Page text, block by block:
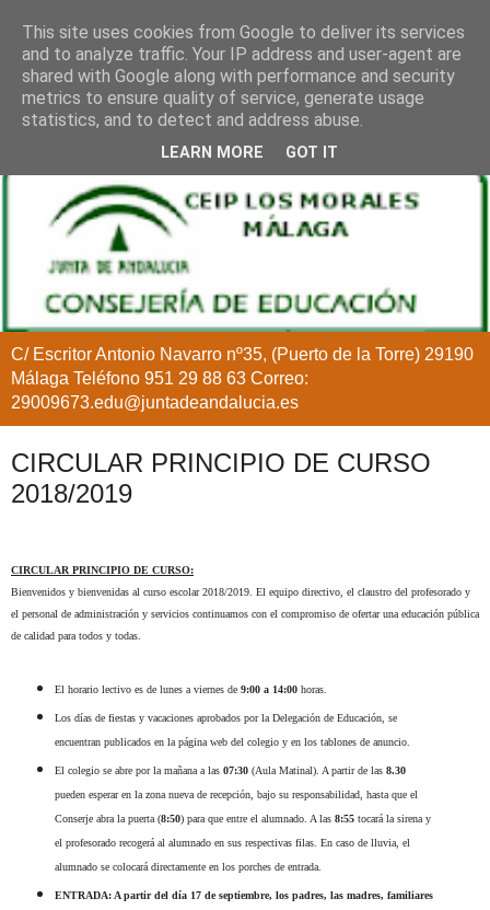
C/ Escritor Antonio Navarro nº35, (Puerto de la Torre) 29190
Málaga Teléfono 951 29 88 63 Correo:
29009673.edu@juntadeandalucia.es
CIRCULAR PRINCIPIO DE CURSO
2018/2019
CIRCULAR PRINCIPIO DE CURSO:
Bienvenidos y bienvenidas al curso escolar 2018/2019. El equipo directivo, el claustro del profesorado y
el personal de administración y servicios continuamos con el compromiso de ofertar una educación pública
de calidad para todos y todas.
El horario lectivo es de lunes a viernes de9:00 a 14:00horas.
Los días de fiestas y vacaciones aprobados por la Delegación de Educación, se
encuentran publicados en la página web del colegio y en los tablones de anuncio.
El colegio se abre por la mañana a las 07:30 (Aula Matinal). A partir de las 8.30
puedenesperar en la zona nueva de recepción, bajo su responsabilidad, hasta que el
Conserje abra la puerta (8:50) para que entre el alumnado. A las 8:55 tocará la sirena y
el profesorado recogerá al alumnado en sus respectivas filas. En caso de lluvia, el
alumnado se colocará directamente en los porches de entrada.
ENTRADA: A partir del día 17 de septiembre, los padres, las madres, familiares
This site uses cookies from Google to deliver its services
and to analyze traffic. Your IP address and user-agent are
shared with Google along with performance and security
metrics to ensure quality of service, generate usage
statistics, and to detect and address abuse.
LEARN MORE GOT IT